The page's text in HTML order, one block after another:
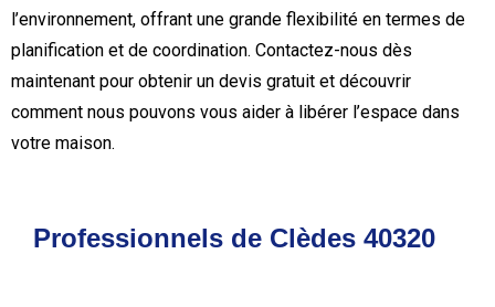
l’environnement, offrant une grande flexibilité en termes de
planification et de coordination. Contactez-nous dès
maintenant pour obtenir un devis gratuit et découvrir
comment nous pouvons vous aider à libérer l’espace dans
votre maison.
Professionnels de Clèdes 40320